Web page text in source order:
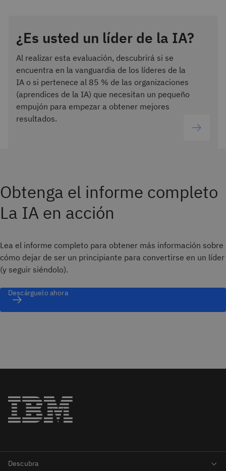
¿Es usted un líder de la IA?
Al realizar esta evaluación, descubrirá si se
encuentra en la vanguardia de los líderes de la
IA o si pertenece al 85 % de las organizaciones
(aprendices de la IA) que necesitan un pequeño
empujón para empezar a obtener mejores
resultados.
Obtenga el informe completo
La IA en acción
Lea el informe completo para obtener más información sobre
cómo dejar de ser un principiante para convertirse en un líder
(y seguir siéndolo).
Descárguelo ahora